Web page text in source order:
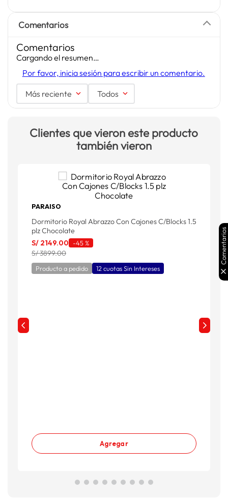
Comentarios
Comentarios
Cargando el resumen…
Por favor, inicia sesión para escribir un comentario.
Más reciente Todos
Clientes que vieron este producto
también vieron
PARAISO
Dormitorio Royal Abrazzo Con Cajones C/Blocks 1.5
plz Chocolate
S/ 2149.00 -45 %
S/ 3899.00
Producto a pedido 12 cuotas Sin Intereses
Agregar
Comentarios